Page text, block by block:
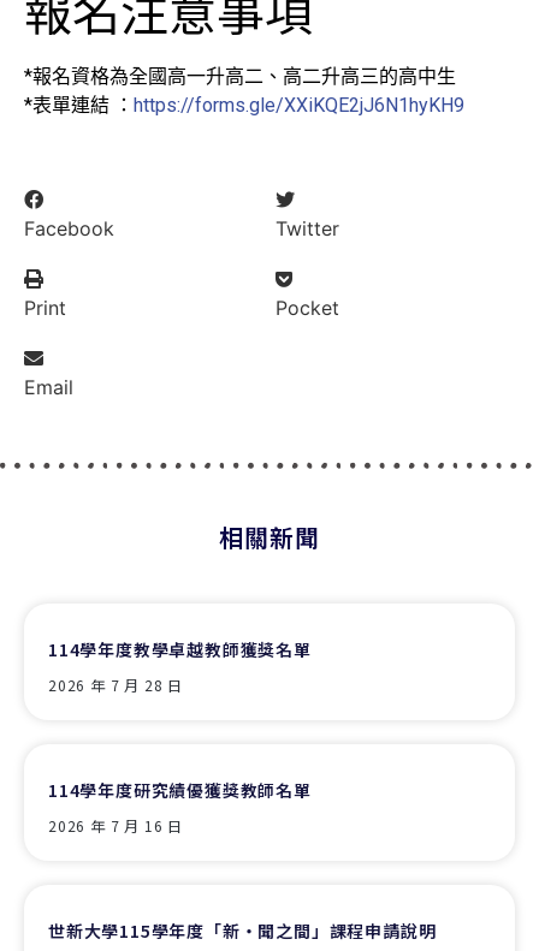
報名注意事項
*報名資格為全國高一升高二、高二升高三的高中生
*表單連結 ： https://forms.gle/XXiKQE2jJ6N1hyKH9
Facebook Twitter
Print Pocket
Email
相關新聞
114學年度教學卓越教師獲獎名單
2026 年 7 月 28 日
114學年度研究績優獲獎教師名單
2026 年 7 月 16 日
世新大學115學年度「新‧聞之間」課程申請說明